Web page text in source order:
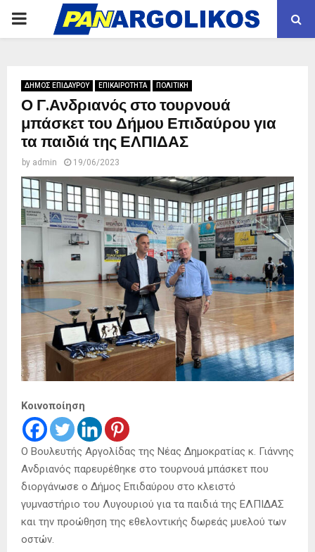
PRIMARY
ΔΗΜΟΣ ΕΠΙΔΑΥΡΟΥ ΕΠΙΚΑΙΡΟΤΗΤΑ ΠΟΛΙΤΙΚΗ
Ο Γ.Ανδριανός στο τουρνουά
μπάσκετ του Δήμου Επιδαύρου για
τα παιδιά της ΕΛΠΙΔΑΣ
by admin 19/06/2023
Κοινοποίηση
Ο Βουλευτής Αργολίδας της Νέας Δημοκρατίας κ. Γιάννης
Ανδριανός παρευρέθηκε στο τουρνουά μπάσκετ που
διοργάνωσε ο Δήμος Επιδαύρου στο κλειστό
γυμναστήριο του Λυγουριού για τα παιδιά της ΕΛΠΙΔΑΣ
και την προώθηση της εθελοντικής δωρεάς μυελού των
οστών.